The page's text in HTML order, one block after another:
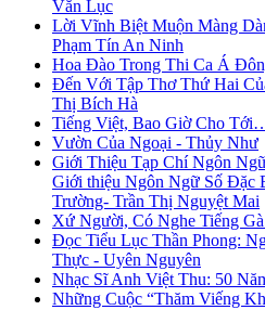
Văn Lục
Lời Vĩnh Biệt Muộn Màng
Phạm Tín An Ninh
Hoa Đào Trong Thi Ca Á
Đến Với Tập Thơ Thứ Hai
Thị Bích Hà
Tiếng Việt, Bao Giờ Cho
Vườn Của Ngoại - Thủy Như
Giới Thiệu Tạp Chí Ngôn
Giới thiệu Ngôn Ngữ Số Đặc
Trường- Trần Thị Nguyệt Mai
Xứ Người, Có Nghe Tiếng
Đọc Tiểu Lục Thần Phong:
Thực - Uyên Nguyên
Nhạc Sĩ Anh Việt Thu: 50
Những Cuộc “Thăm Viếng